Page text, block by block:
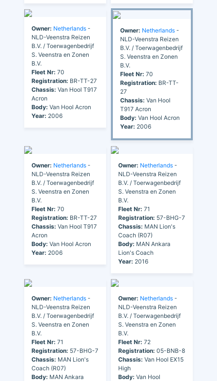
Owner: Netherlands -
NLD-Veenstra Reizen
B.V. / Toerwagenbedrijf
S. Veenstra en Zonen
B.V.
Fleet Nr: 70
Registration: BR-TT-27
Chassis: Van Hool T917
Acron
Body: Van Hool Acron
Year: 2006
Owner: Netherlands -
NLD-Veenstra Reizen
B.V. / Toerwagenbedrijf
S. Veenstra en Zonen
B.V.
Fleet Nr: 70
Registration: BR-TT-
27
Chassis: Van Hool
T917 Acron
Body: Van Hool Acron
Year: 2006
Owner: Netherlands -
NLD-Veenstra Reizen
B.V. / Toerwagenbedrijf
S. Veenstra en Zonen
B.V.
Fleet Nr: 70
Registration: BR-TT-27
Chassis: Van Hool T917
Acron
Body: Van Hool Acron
Year: 2006
Owner: Netherlands -
NLD-Veenstra Reizen
B.V. / Toerwagenbedrijf
S. Veenstra en Zonen
B.V.
Fleet Nr: 71
Registration: 57-BHG-7
Chassis: MAN Lion's
Coach (R07)
Body: MAN Ankara
Lion's Coach
Year: 2016
Owner: Netherlands -
NLD-Veenstra Reizen
B.V. / Toerwagenbedrijf
S. Veenstra en Zonen
B.V.
Fleet Nr: 71
Registration: 57-BHG-7
Chassis: MAN Lion's
Coach (R07)
Body: MAN Ankara
Owner: Netherlands -
NLD-Veenstra Reizen
B.V. / Toerwagenbedrijf
S. Veenstra en Zonen
B.V.
Fleet Nr: 72
Registration: 05-BNB-8
Chassis: Van Hool EX15
High
Body: Van Hool